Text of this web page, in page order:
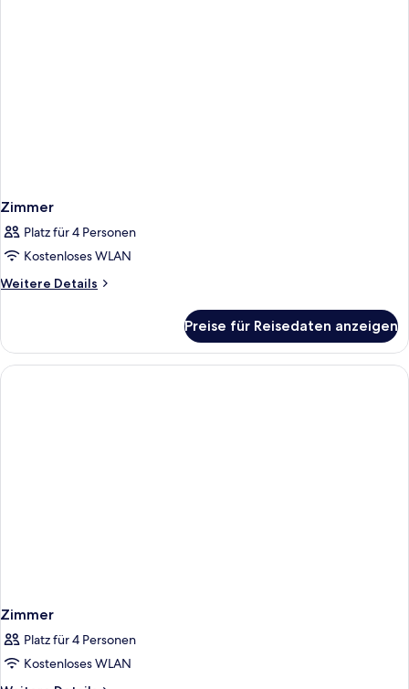
Zimmer
Platz für 4 Personen
Kostenloses WLAN
Weitere Details
Weitere
Preise für Reisedaten anzeigen
Zimmer
Platz für 4 Personen
Kostenloses WLAN